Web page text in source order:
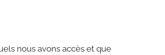
nous avons accès et que